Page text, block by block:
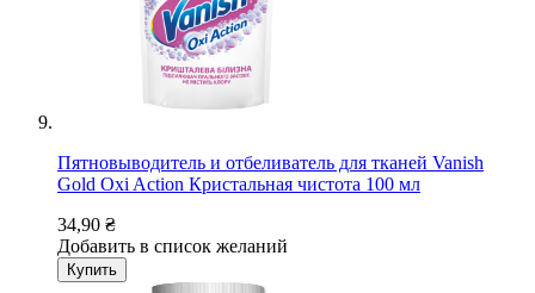
Пятновыводитель и отбеливатель для тканей Vanish
Gold Oxi Action Кристальная чистота 100 мл
34,90 ₴
Добавить в список желаний
Купить